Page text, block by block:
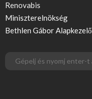
Renovabis
Miniszterelnökség
Bethlen Gábor Alapkezelő